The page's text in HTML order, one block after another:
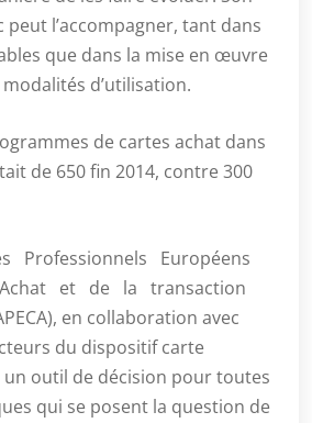
l’accompagner, tant dans
que dans la mise en œuvre
d’utilisation.
de cartes achat dans
de 650 fin 2014, contre 300
Professionnels Européens
et de la transaction
en collaboration avec
du dispositif carte
un outil de décision pour toutes
qui se posent la question de